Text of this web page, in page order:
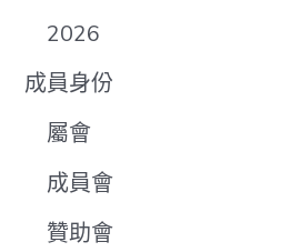
2026
成員身份
屬會
成員會
贊助會